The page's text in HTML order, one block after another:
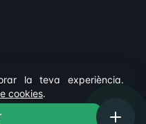
Tots els drets reservats.
la teva experiència.
cookies.